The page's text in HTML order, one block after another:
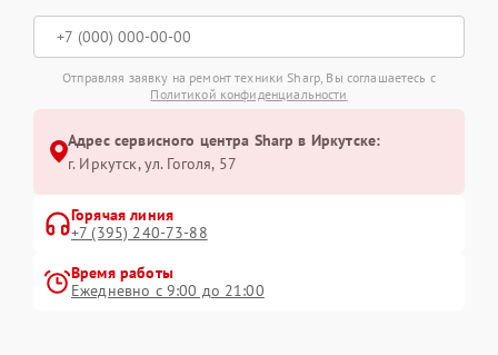
Отправляя заявку на ремонт техники Sharp, Вы соглашаетесь с
Политикой конфиденциальности
Адрес сервисного центра Sharp в Иркутске:
г. Иркутск, ул. ​Гоголя, 57
Горячая линия
+7 (395) 240-73-88
Время работы
Ежедневно с 9:00 до 21:00